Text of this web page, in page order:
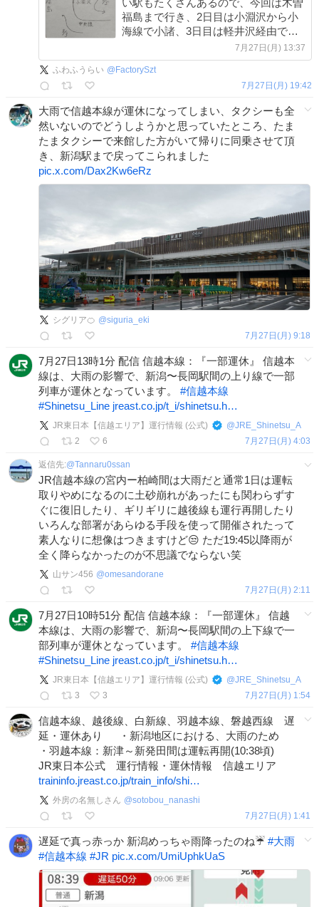
い駅もたくさんあるので、今回は木曽
福島まで行き、2日目は小淵沢から小
海線で小諸、3日目は軽井沢経由でも
よかったのですが、高崎線はしょっち
ゅう乗っててもう旅行感がないので、
また小海線中央線で帰ります。 #青春
7月27日(月) 13:37
ふわふうらい @ FactorySzt
7月27日(月) 19:42
大雨で信越本線が運休になってしまい、タクシーも全
然いないのでどうしようかと思っていたところ、たま
たまタクシーで来館した方がいて帰りに同乗させて頂
き、新潟駅まで戻ってこられました
pic.x.com/Dax2Kw6eRz
シグリア🍊 @siguria_eki
7月27日(月) 9:18
7月27日13時1分 配信 信越本線：『一部運休』 信越本
線は、大雨の影響で、新潟〜長岡駅間の上り線で一部
列車が運休となっています。 #信越本線
#Shinetsu_Line jreast.co.jp/t_i/shinetsu.h…
JR東日本【信越エリア】運行情報 (公式) @JRE_Shinetsu_A
2
6 7月27日(月) 4:03
返信先:@Tannaru0ssan
JR信越本線の宮内ー柏崎間は大雨だと通常1日は運転
取りやめになるのに土砂崩れがあったにも関わらずす
ぐに復旧したり、ギリギリに越後線も運行再開したり
いろんな部署があらゆる手段を使って開催されたって
素人なりに想像はつきますけど😒 ただ19:45以降雨が
全く降らなかったのが不思議でならない笑
山サン456 @omesandorane
7月27日(月) 2:11
7月27日10時51分 配信 信越本線：『一部運休』 信越
本線は、大雨の影響で、新潟〜長岡駅間の上下線で一
部列車が運休となっています。 #信越本線
#Shinetsu_Line jreast.co.jp/t_i/shinetsu.h…
JR東日本【信越エリア】運行情報 (公式) @JRE_Shinetsu_A
3
3 7月27日(月) 1:54
信越本線、越後線、白新線、羽越本線、磐越西線 遅
延・運休あり ・新潟地区における、大雨のため
・羽越本線：新津～新発田間は運転再開(10:38頃)
JR東日本公式 運行情報・運休情報 信越エリア
traininfo.jreast.co.jp/train_info/shi…
外房の名無しさん @sotobou_nanashi
7月27日(月) 1:41
遅延で真っ赤っか 新潟めっちゃ雨降ったのね☔ #大雨
#信越本線 #JR pic.x.com/UmiUphkUaS